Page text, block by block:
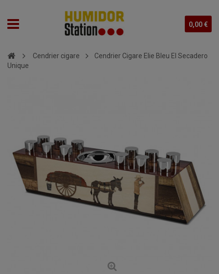
0,00 €
Cendrier cigare
Cendrier Cigare Elie Bleu El Secadero
Unique